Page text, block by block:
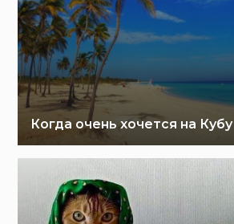
Когда очень хочется на Кубу